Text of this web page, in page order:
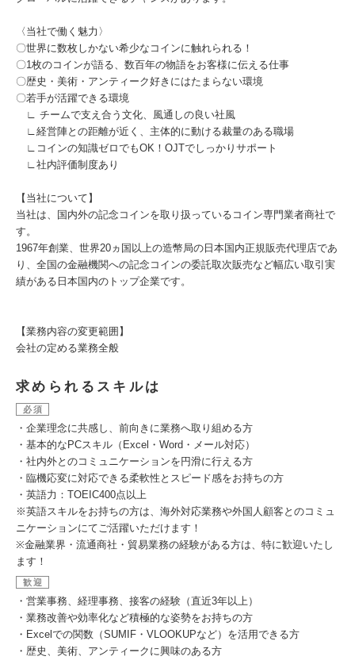
〈当社で働く魅力〉
〇世界に数枚しかない希少なコインに触れられる！
〇1枚のコインが語る、数百年の物語をお客様に伝える仕事
〇歴史・美術・アンティーク好きにはたまらない環境
〇若手が活躍できる環境
∟ チームで支え合う文化、風通しの良い社風
∟経営陣との距離が近く、主体的に動ける裁量のある職場
∟コインの知識ゼロでもOK！OJTでしっかりサポート
∟社内評価制度あり
【当社について】
当社は、国内外の記念コインを取り扱っているコイン専門業者商社で
す。
1967年創業、世界20ヵ国以上の造幣局の日本国内正規販売代理店であ
り、全国の金融機関への記念コインの委託取次販売など幅広い取引実
績がある日本国内のトップ企業です。
【業務内容の変更範囲】
会社の定める業務全般
求められるスキルは
必須
・企業理念に共感し、前向きに業務へ取り組める方
・基本的なPCスキル（Excel・Word・メール対応）
・社内外とのコミュニケーションを円滑に行える方
・臨機応変に対応できる柔軟性とスピード感をお持ちの方
・英語力：TOEIC400点以上
※英語スキルをお持ちの方は、海外対応業務や外国人顧客とのコミュ
ニケーションにてご活躍いただけます！
※金融業界・流通商社・貿易業務の経験がある方は、特に歓迎いたし
ます！
歓迎
・営業事務、経理事務、接客の経験（直近3年以上）
・業務改善や効率化など積極的な姿勢をお持ちの方
・Excelでの関数（SUMIF・VLOOKUPなど）を活用できる方
・歴史、美術、アンティークに興味のある方